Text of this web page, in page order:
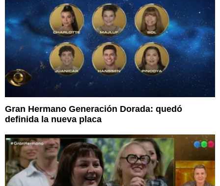
Gran Hermano Generación Dorada: quedó
definida la nueva placa